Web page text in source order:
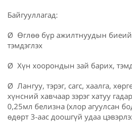
Байгууллагад:
Ø Өглөө бүр ажилтнуудын
тэмдэглэх
Ø Хүн хоорондын зай барих,
Ø Лангуу, тэрэг, сагс, хаалга,
хүнсний хавчаар зэрэг хатуу
0,25мл белизна (хлор агуулсан
өдөрт 3-аас доошгүй удаа